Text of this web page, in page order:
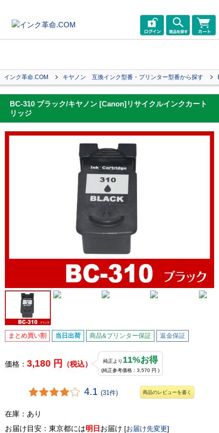
インク革命.COM キヤノン 互換インク型番・プリンター型番から探す
BC-310 ブラック/キヤノン [Canon]リサイクルインクカート
リッジ
まとめ買い割 当日出荷 商品&プリンター保証 返金保証
価格： 3,180 円 （税込） 純正より 11%お得
(純正参考価格：3,570 円 )
4.1 (31件) 商品のレビューを書く
在庫：あり
お届け目安：東京都には明日 お届け [お届け先変更]